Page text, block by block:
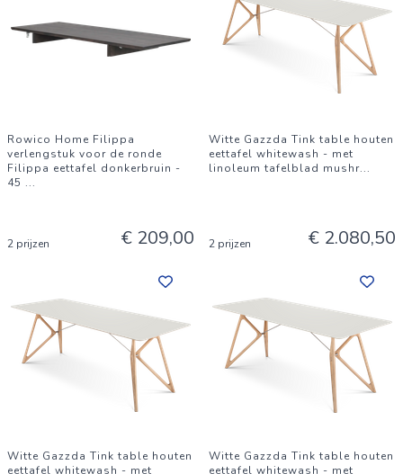
Rowico Home Filippa
verlengstuk voor de ronde
Filippa eettafel donkerbruin -
45 ...
2 prijzen € 209,00
Witte Gazzda Tink table houten
eettafel whitewash - met
linoleum tafelblad mushr...
2 prijzen € 2.080,50
Witte Gazzda Tink table houten
eettafel whitewash - met
Witte Gazzda Tink table houten
eettafel whitewash - met